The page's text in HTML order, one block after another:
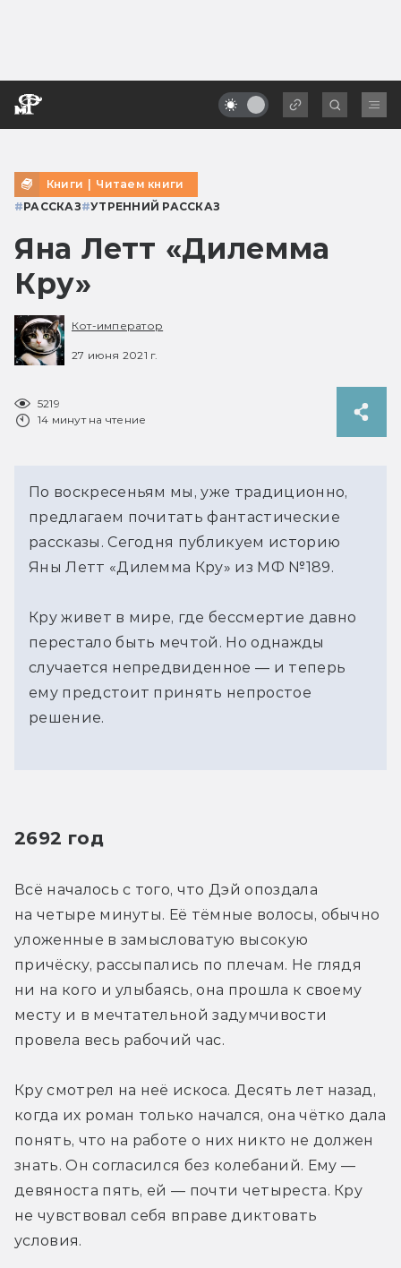
Книги | Читаем книги
#РАССКАЗ#УТРЕННИЙ РАССКАЗ
Яна Летт «Дилемма
Кру»
Кот-император
27 июня 2021 г.
5219
14 минут на чтение
По воскресеньям мы, уже традиционно,
предлагаем почитать фантастические
рассказы. Сегодня публикуем историю
Яны Летт «Дилемма Кру» из МФ №189.
Кру живет в мире, где бессмертие давно
перестало быть мечтой. Но однажды
случается непредвиденное — и теперь
ему предстоит принять непростое
решение.
2692 год
Всё началось с того, что Дэй опоздала
на четыре минуты. Её тёмные волосы, обычно
уложенные в замысловатую высокую
причёску, рассыпались по плечам. Не глядя
ни на кого и улыбаясь, она прошла к своему
месту и в мечтательной задумчивости
провела весь рабочий час.
Кру смотрел на неё искоса. Десять лет назад,
когда их роман только начался, она чётко дала
понять, что на работе о них никто не должен
знать. Он согласился без колебаний. Ему —
девяноста пять, ей — почти четыреста. Кру
не чувствовал себя вправе диктовать
условия.